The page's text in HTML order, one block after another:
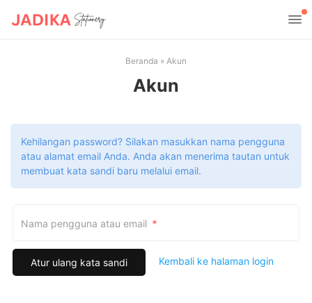
Beranda » Akun
Akun
Kehilangan password? Silakan masukkan nama pengguna
atau alamat email Anda. Anda akan menerima tautan untuk
membuat kata sandi baru melalui email.
Nama pengguna atau email *
Atur ulang kata sandi Kembali ke halaman login